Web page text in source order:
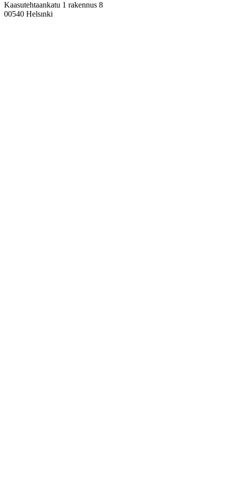
Kaasutehtaankatu 1 rakennus 8
00540 Helsınki